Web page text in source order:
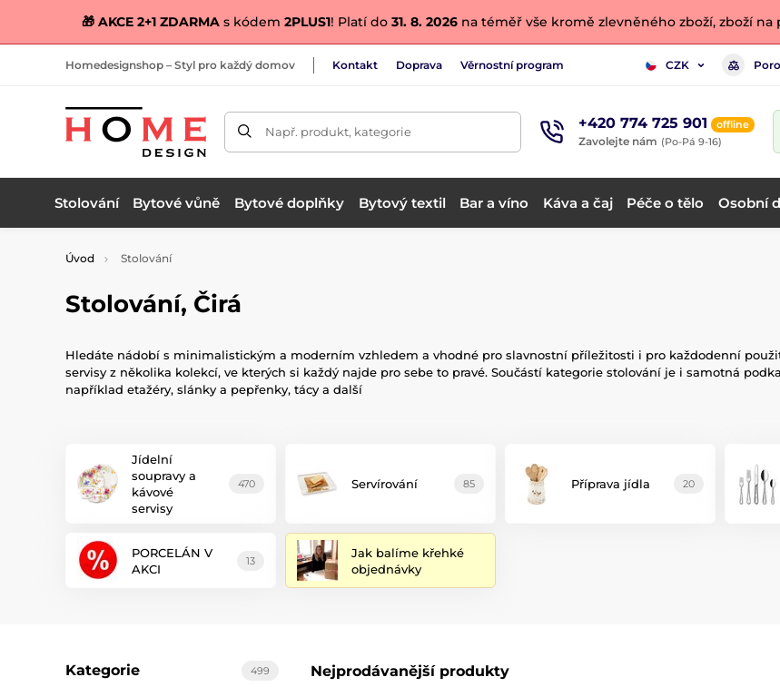
🎁 AKCE 2+1 ZDARMAs kódem 2PLUS1! Platí do31. 8. 2026na téměř vše kromě zlevněného zboží, zboží
Homedesignshop – Styl pro každý domov Kontakt Doprava Věrnostní program CZK
Např. produkt, kategorie +420 774 725 901 offline
Zavolejte nám (Po-Pá 9-16)
Stolování Bytové vůně Bytové doplňky Bytový textil Bar a víno Káva a čaj Péče o tělo Osobní
Úvod Stolování
Stolování, Čirá
Hledáte nádobí s minimalistickým a moderním vzhledem a vhodné pro slavnostní příležitosti i pro každodenní
servisy z několika kolekcí, ve kterých si každý najde pro sebe to pravé. Součástí kategorie stolování je i samotná
například etažéry, slánky a pepřenky, tácy a další
Jídelní
soupravy a
kávové
servisy
470 Servírování 85 Příprava jídla 20
PORCELÁN V
AKCI
13
Jak balíme křehké
objednávky
Nejprodávanější produkty
499
Kategorie